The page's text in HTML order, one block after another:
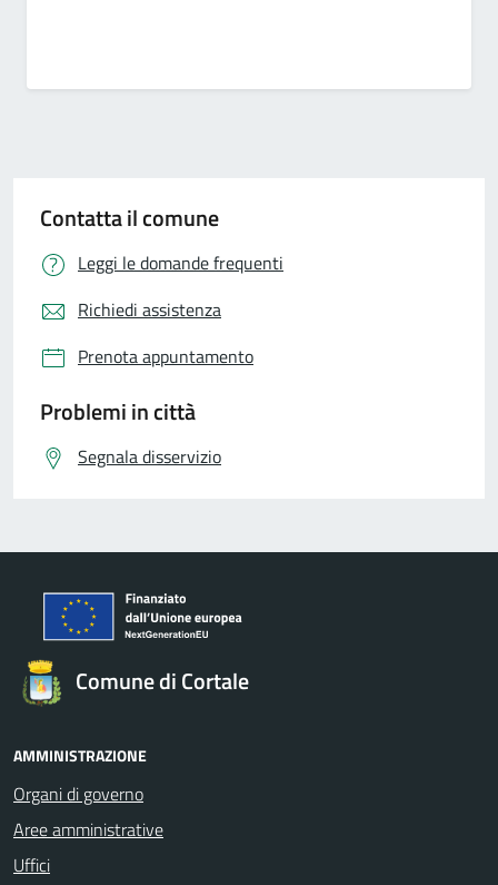
Contatta il comune
Leggi le domande frequenti
Richiedi assistenza
Prenota appuntamento
Problemi in città
Segnala disservizio
Comune di Cortale
AMMINISTRAZIONE
Organi di governo
Aree amministrative
Uffici